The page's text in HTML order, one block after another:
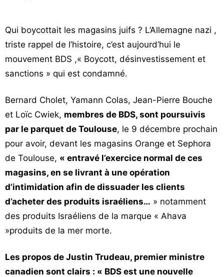
Qui boycottait les magasins juifs ? L’Allemagne nazi ,
triste rappel de l’histoire, c’est aujourd’hui le
mouvement BDS ,« Boycott, désinvestissement et
sanctions » qui est condamné.
Bernard Cholet, Yamann Colas, Jean-Pierre Bouche
et Loïc Cwiek, membres de BDS, sont poursuivis
par le parquet de Toulouse, le 9 décembre prochain
pour avoir, devant les magasins Orange et Sephora
de Toulouse, « entravé l’exercice normal de ces
magasins, en se livrant à une opération
d’intimidation afin de dissuader les clients
d’acheter des produits israéliens… » notamment
des produits Israéliens de la marque « Ahava
»produits de la mer morte.
Les propos de Justin Trudeau, premier ministre
canadien sont clairs : « BDS est une nouvelle